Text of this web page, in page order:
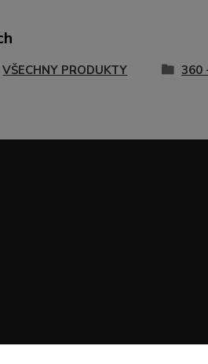
VŠECHNY PRODUKTY 360